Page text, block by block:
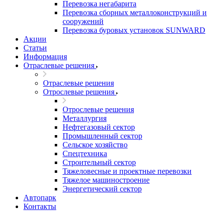
Перевозка негабарита
Перевозка сборных металлоконструкций и
сооружений
Перевозка буровых установок SUNWARD
Акции
Статьи
Информация
Отраслевые решения
Отраслевые решения
Отрослевые решения
Отрослевые решения
Металлургия
Нефтегазовый сектор
Промышленный сектор
Сельское хозяйство
Спецтехника
Строительный сектор
Тяжеловесные и проектные перевозки
Тяжелое машиностроение
Энергетический сектор
Автопарк
Контакты